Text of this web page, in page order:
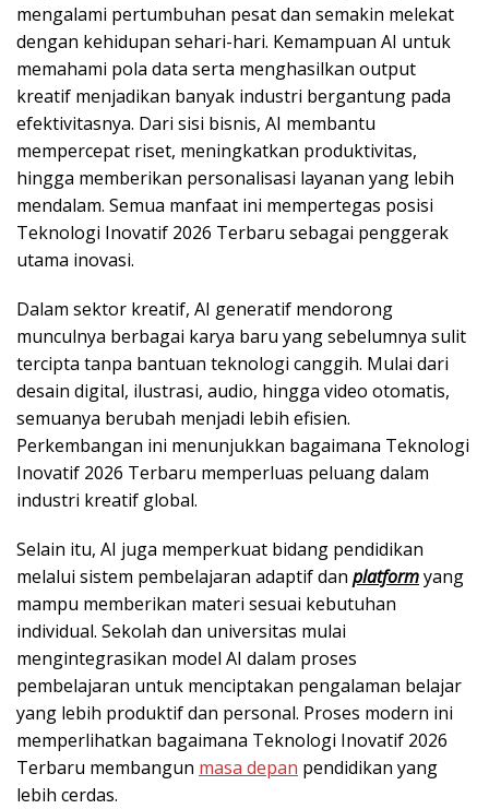
mengalami pertumbuhan pesat dan semakin melekat
dengan kehidupan sehari-hari. Kemampuan AI untuk
memahami pola data serta menghasilkan output
kreatif menjadikan banyak industri bergantung pada
efektivitasnya. Dari sisi bisnis, AI membantu
mempercepat riset, meningkatkan produktivitas,
hingga memberikan personalisasi layanan yang lebih
mendalam. Semua manfaat ini mempertegas posisi
Teknologi Inovatif 2026 Terbaru sebagai penggerak
utama inovasi.
Dalam sektor kreatif, AI generatif mendorong
munculnya berbagai karya baru yang sebelumnya sulit
tercipta tanpa bantuan teknologi canggih. Mulai dari
desain digital, ilustrasi, audio, hingga video otomatis,
semuanya berubah menjadi lebih efisien.
Perkembangan ini menunjukkan bagaimana Teknologi
Inovatif 2026 Terbaru memperluas peluang dalam
industri kreatif global.
Selain itu, AI juga memperkuat bidang pendidikan
melalui sistem pembelajaran adaptif dan platformyang
mampu memberikan materi sesuai kebutuhan
individual. Sekolah dan universitas mulai
mengintegrasikan model AI dalam proses
pembelajaran untuk menciptakan pengalaman belajar
yang lebih produktif dan personal. Proses modern ini
memperlihatkan bagaimana Teknologi Inovatif 2026
Terbaru membangun masa depan pendidikan yang
lebih cerdas.